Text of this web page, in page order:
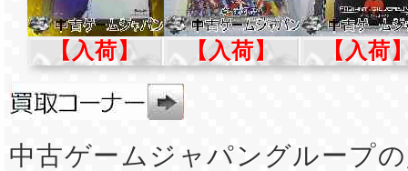
【入荷】 【入荷】 【入荷
中古ゲームジャパングループ